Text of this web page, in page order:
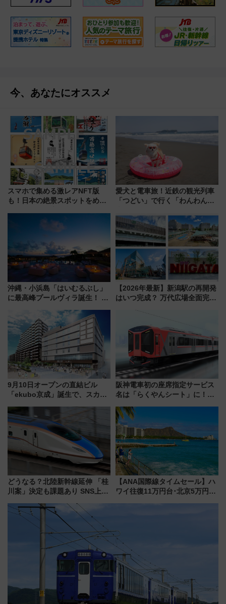
今、あなたにオススメ
スマホで集める激レアNFT版
も！日本の絶景スポットをめぐ
ん)」企画がスタート
愛犬と電車旅！近鉄の観光列車
「つどい」で行く「わんわん列
める日帰りツアー
沖縄・小浜島「はいむるぶし」
に最高峰プールヴィラ誕生！ 石
美旅「何もしない贅沢」を体験
してみない？
【2026年最新】新潟駅の再開発
はいつ完成？ 万代広場全面完成
解説！
9月10日オープンの直結ビル
「ekubo京成」誕生で、スカイ
新鎌ヶ谷はどう変わる？ 全テナ
ント情報も公開！
阪神電車初の座席指定サービス
名は「らくやんシート」に！新
を快適移動
どうなる？北陸新幹線延伸 「桂
川案」決定も課題あり SNS上の
【ANA国際線タイムセール】ハ
ワイ往復11万円台･北京5万円台